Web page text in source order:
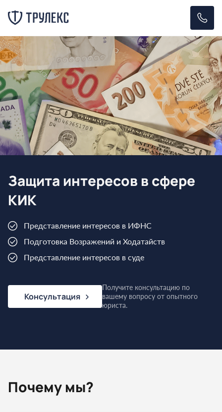
Защита интересов в сфере
КИК
Представление интересов в ИФНС
Подготовка Возражений и Ходатайств
Представление интересов в суде
Консультация
Получите консультацию по
вашему вопросу от опытного
юриста.
Почему мы?